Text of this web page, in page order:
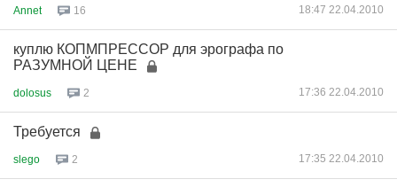
Annet 16 18:47 22.04.2010
куплю КОПМПРЕССОР для эрографа по
РАЗУМНОЙ ЦЕНЕ
dolosus 2 17:36 22.04.2010
Требуется
slego 2 17:35 22.04.2010